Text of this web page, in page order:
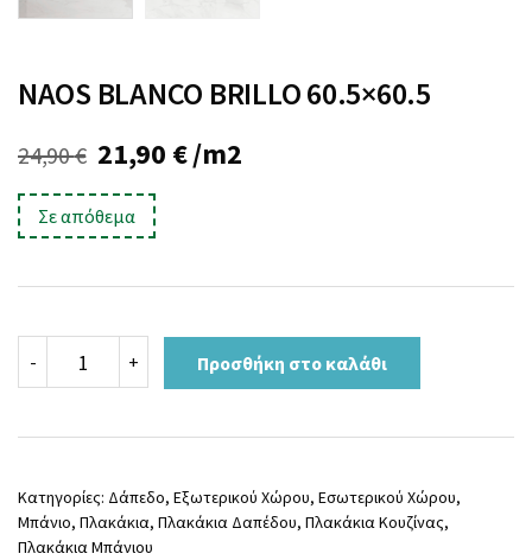
NAOS BLANCO BRILLO 60.5×60.5
24,90€ Original
price
was:
24,90 €.
21,90 €Η
είναι:
/m2
Σε απόθεμα
-
BLANCO
BRILLO
ποσότητα
+ Προσθήκη στο καλάθι
Κατηγορίες: Δάπεδο, Εξωτερικού Χώρου, Εσωτερικού Χώρου,
Μπάνιο, Πλακάκια, Πλακάκια Δαπέδου, Πλακάκια Κουζίνας,
Πλακάκια Μπάνιου